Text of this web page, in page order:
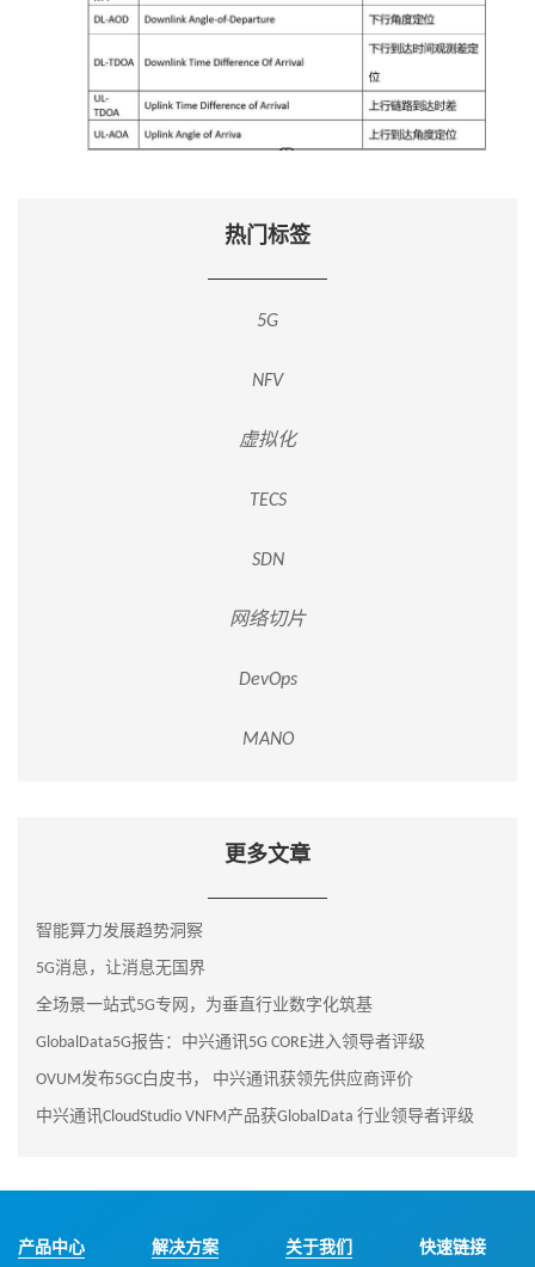
热门标签
5G
NFV
虚拟化
TECS
SDN
网络切片
DevOps
MANO
更多文章
智能算力发展趋势洞察
5G消息，让消息无国界
全场景一站式5G专网，为垂直行业数字化筑基
GlobalData5G报告：中兴通讯5G CORE进入领导者评级
OVUM发布5GC白皮书， 中兴通讯获领先供应商评价
中兴通讯CloudStudio VNFM产品获GlobalData 行业领导者评级
产品中心 解决方案 关于我们 快速链接